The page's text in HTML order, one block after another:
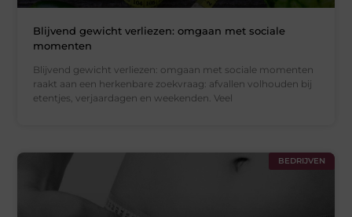
Blijvend gewicht verliezen: omgaan met sociale
momenten
Blijvend gewicht verliezen: omgaan met sociale momenten
raakt aan een herkenbare zoekvraag: afvallen volhouden bij
etentjes, verjaardagen en weekenden. Veel
BEDRIJVEN